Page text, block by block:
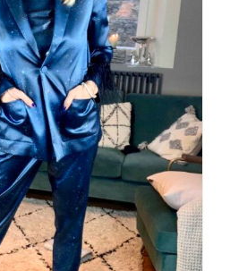
new year´s eve